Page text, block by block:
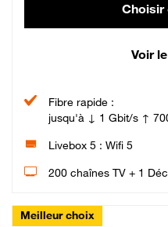
Choisir
Voir
Fibre rapide :
jusqu'à ↓ 1 Gbit/s ↑
Livebox 5 : Wifi 5
200 chaînes TV + 1
Meilleur choix